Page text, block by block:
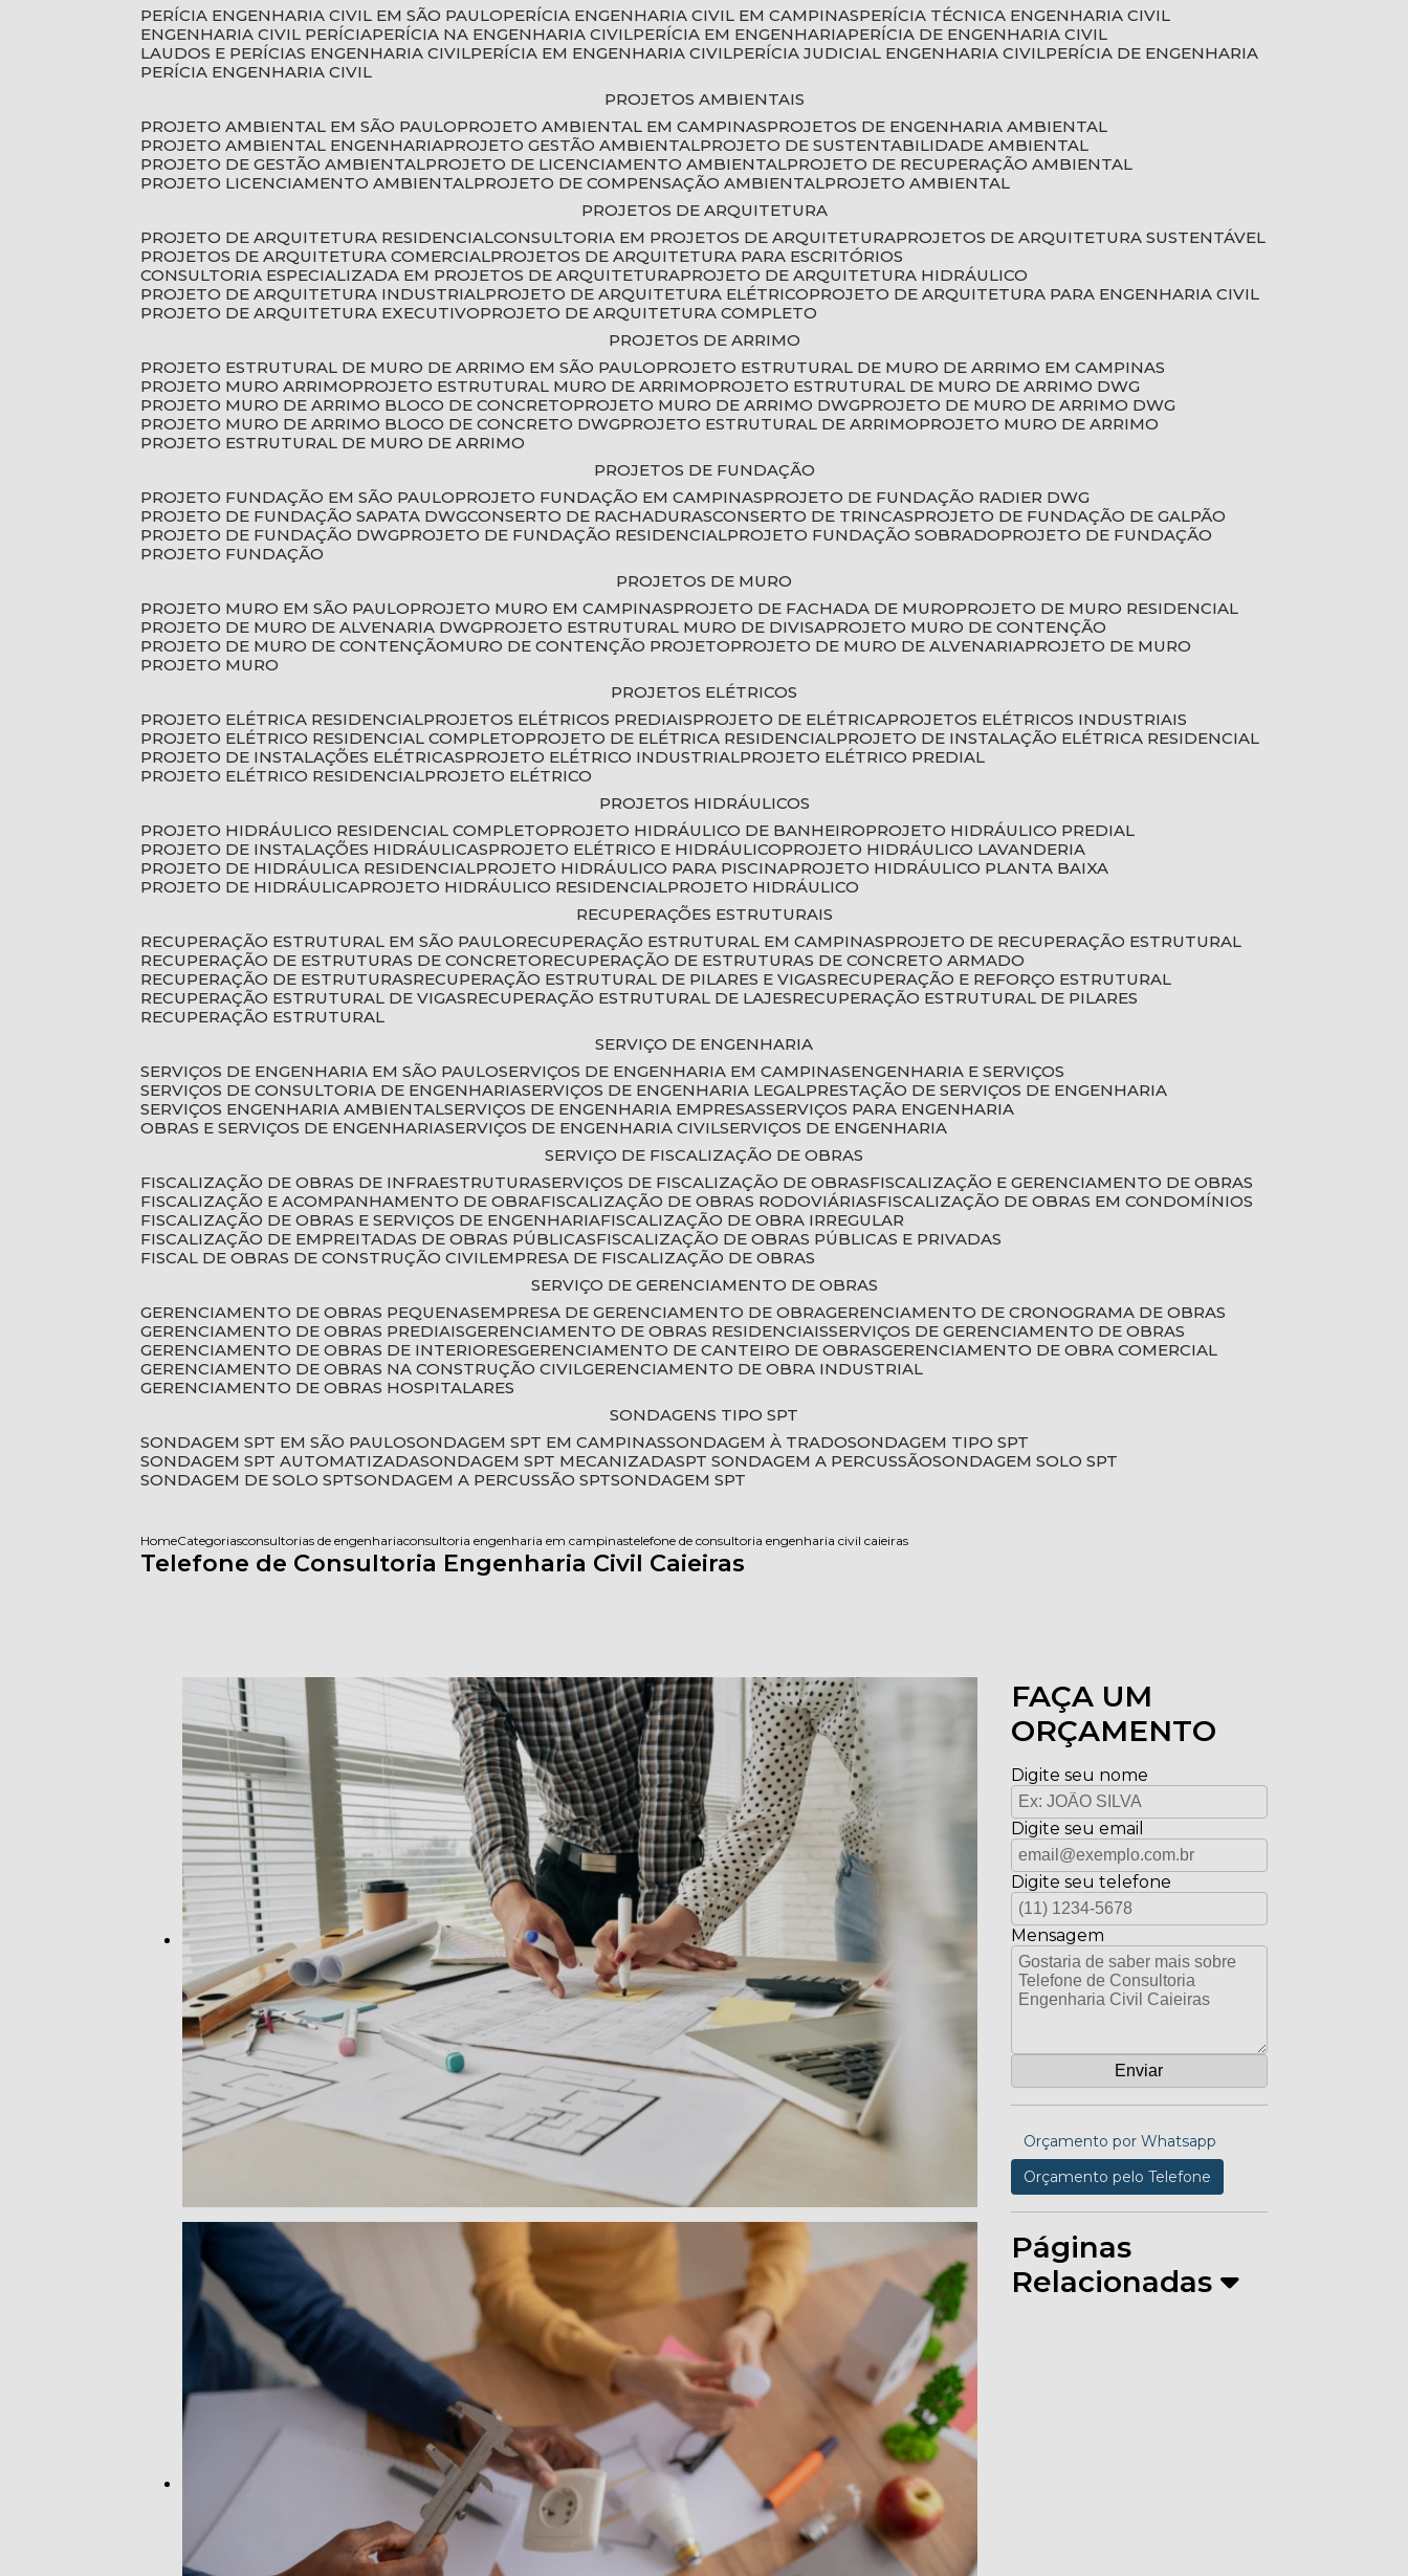
PERÍCIA ENGENHARIA CIVIL EM SÃO PAULO
PERÍCIA ENGENHARIA CIVIL EM CAMPINAS
PERÍCIA TÉCNICA ENGENHARIA CIVIL
ENGENHARIA CIVIL PERÍCIA
PERÍCIA NA ENGENHARIA CIVIL PERÍCIA EM ENGENHARIA
PERÍCIA DE ENGENHARIA CIVIL
LAUDOS E PERÍCIAS ENGENHARIA CIVIL
PERÍCIA EM ENGENHARIA CIVIL PERÍCIA JUDICIAL ENGENHARIA CIVIL
PERÍCIA DE ENGENHARIA
PERÍCIA ENGENHARIA CIVIL
PROJETOS AMBIENTAIS
PROJETO AMBIENTAL EM SÃO PAULO
PROJETO AMBIENTAL EM CAMPINAS
PROJETOS DE ENGENHARIA AMBIENTAL
PROJETO AMBIENTAL ENGENHARIA
PROJETO GESTÃO AMBIENTAL
PROJETO DE SUSTENTABILIDADE AMBIENTAL
PROJETO DE GESTÃO AMBIENTAL
PROJETO DE LICENCIAMENTO AMBIENTAL
PROJETO DE RECUPERAÇÃO AMBIENTAL
PROJETO LICENCIAMENTO AMBIENTAL
PROJETO DE COMPENSAÇÃO AMBIENTAL
PROJETO AMBIENTAL
PROJETOS DE ARQUITETURA
PROJETO DE ARQUITETURA RESIDENCIAL CONSULTORIA EM PROJETOS DE ARQUITETURA
PROJETOS DE ARQUITETURA SUSTENTÁVEL
PROJETOS DE ARQUITETURA COMERCIAL
PROJETOS DE ARQUITETURA PARA ESCRITÓRIOS
CONSULTORIA ESPECIALIZADA EM PROJETOS DE ARQUITETURA
PROJETO DE ARQUITETURA HIDRÁULICO
PROJETO DE ARQUITETURA INDUSTRIAL
PROJETO DE ARQUITETURA ELÉTRICO
PROJETO DE ARQUITETURA PARA ENGENHARIA CIVIL
PROJETO DE ARQUITETURA EXECUTIVO
PROJETO DE ARQUITETURA COMPLETO
PROJETOS DE ARRIMO
PROJETO ESTRUTURAL DE MURO DE ARRIMO EM SÃO PAULO
PROJETO ESTRUTURAL DE MURO DE ARRIMO EM CAMPINAS
PROJETO MURO ARRIMO
PROJETO ESTRUTURAL MURO DE ARRIMO
PROJETO ESTRUTURAL DE MURO DE ARRIMO DWG
PROJETO MURO DE ARRIMO BLOCO DE CONCRETO
PROJETO MURO DE ARRIMO DWG
PROJETO DE MURO DE ARRIMO DWG
PROJETO MURO DE ARRIMO BLOCO DE CONCRETO DWG
PROJETO ESTRUTURAL DE ARRIMO
PROJETO MURO DE ARRIMO
PROJETO ESTRUTURAL DE MURO DE ARRIMO
PROJETOS DE FUNDAÇÃO
PROJETO FUNDAÇÃO EM SÃO PAULO
PROJETO FUNDAÇÃO EM CAMPINAS
PROJETO DE FUNDAÇÃO RADIER DWG
PROJETO DE FUNDAÇÃO SAPATA DWG CONSERTO DE RACHADURAS CONSERTO DE TRINCAS
PROJETO DE FUNDAÇÃO DE GALPÃO
PROJETO DE FUNDAÇÃO DWG
PROJETO DE FUNDAÇÃO RESIDENCIAL PROJETO FUNDAÇÃO SOBRADO
PROJETO DE FUNDAÇÃO
PROJETO FUNDAÇÃO
PROJETOS DE MURO
PROJETO MURO EM SÃO PAULO
PROJETO MURO EM CAMPINAS PROJETO DE FACHADA DE MURO
PROJETO DE MURO RESIDENCIAL
PROJETO DE MURO DE ALVENARIA DWG
PROJETO ESTRUTURAL MURO DE DIVISA
PROJETO MURO DE CONTENÇÃO
PROJETO DE MURO DE CONTENÇÃO
MURO DE CONTENÇÃO PROJETO PROJETO DE MURO DE ALVENARIA
PROJETO DE MURO
PROJETO MURO
PROJETOS ELÉTRICOS
PROJETO ELÉTRICA RESIDENCIAL
PROJETOS ELÉTRICOS PREDIAIS PROJETO DE ELÉTRICA
PROJETOS ELÉTRICOS INDUSTRIAIS
PROJETO ELÉTRICO RESIDENCIAL COMPLETO
PROJETO DE ELÉTRICA RESIDENCIAL
PROJETO DE INSTALAÇÃO ELÉTRICA RESIDENCIAL
PROJETO DE INSTALAÇÕES ELÉTRICAS
PROJETO ELÉTRICO INDUSTRIAL
PROJETO ELÉTRICO PREDIAL
PROJETO ELÉTRICO RESIDENCIAL
PROJETO ELÉTRICO
PROJETOS HIDRÁULICOS
PROJETO HIDRÁULICO RESIDENCIAL COMPLETO
PROJETO HIDRÁULICO DE BANHEIRO
PROJETO HIDRÁULICO PREDIAL
PROJETO DE INSTALAÇÕES HIDRÁULICAS
PROJETO ELÉTRICO E HIDRÁULICO
PROJETO HIDRÁULICO LAVANDERIA
PROJETO DE HIDRÁULICA RESIDENCIAL
PROJETO HIDRÁULICO PARA PISCINA
PROJETO HIDRÁULICO PLANTA BAIXA
PROJETO DE HIDRÁULICA
PROJETO HIDRÁULICO RESIDENCIAL
PROJETO HIDRÁULICO
RECUPERAÇÕES ESTRUTURAIS
RECUPERAÇÃO ESTRUTURAL EM SÃO PAULO
RECUPERAÇÃO ESTRUTURAL EM CAMPINAS
PROJETO DE RECUPERAÇÃO ESTRUTURAL
RECUPERAÇÃO DE ESTRUTURAS DE CONCRETO
RECUPERAÇÃO DE ESTRUTURAS DE CONCRETO ARMADO
RECUPERAÇÃO DE ESTRUTURAS
RECUPERAÇÃO ESTRUTURAL DE PILARES E VIGAS
RECUPERAÇÃO E REFORÇO ESTRUTURAL
RECUPERAÇÃO ESTRUTURAL DE VIGAS
RECUPERAÇÃO ESTRUTURAL DE LAJES
RECUPERAÇÃO ESTRUTURAL DE PILARES
RECUPERAÇÃO ESTRUTURAL
SERVIÇO DE ENGENHARIA
SERVIÇOS DE ENGENHARIA EM SÃO PAULO SERVIÇOS DE ENGENHARIA EM CAMPINAS
ENGENHARIA E SERVIÇOS
SERVIÇOS DE CONSULTORIA DE ENGENHARIA SERVIÇOS DE ENGENHARIA LEGAL
PRESTAÇÃO DE SERVIÇOS DE ENGENHARIA
SERVIÇOS ENGENHARIA AMBIENTAL SERVIÇOS DE ENGENHARIA EMPRESAS SERVIÇOS PARA ENGENHARIA
OBRAS E SERVIÇOS DE ENGENHARIA SERVIÇOS DE ENGENHARIA CIVIL SERVIÇOS DE ENGENHARIA
SERVIÇO DE FISCALIZAÇÃO DE OBRAS
FISCALIZAÇÃO DE OBRAS DE INFRAESTRUTURA SERVIÇOS DE FISCALIZAÇÃO DE OBRAS
FISCALIZAÇÃO E GERENCIAMENTO DE OBRAS
FISCALIZAÇÃO E ACOMPANHAMENTO DE OBRA FISCALIZAÇÃO DE OBRAS RODOVIÁRIAS
FISCALIZAÇÃO DE OBRAS EM CONDOMÍNIOS
FISCALIZAÇÃO DE OBRAS E SERVIÇOS DE ENGENHARIA FISCALIZAÇÃO DE OBRA IRREGULAR
FISCALIZAÇÃO DE EMPREITADAS DE OBRAS PÚBLICAS
FISCALIZAÇÃO DE OBRAS PÚBLICAS E PRIVADAS
FISCAL DE OBRAS DE CONSTRUÇÃO CIVIL EMPRESA DE FISCALIZAÇÃO DE OBRAS
SERVIÇO DE GERENCIAMENTO DE OBRAS
GERENCIAMENTO DE OBRAS PEQUENAS
EMPRESA DE GERENCIAMENTO DE OBRA
GERENCIAMENTO DE CRONOGRAMA DE OBRAS
GERENCIAMENTO DE OBRAS PREDIAIS
GERENCIAMENTO DE OBRAS RESIDENCIAIS SERVIÇOS DE GERENCIAMENTO DE OBRAS
GERENCIAMENTO DE OBRAS DE INTERIORES
GERENCIAMENTO DE CANTEIRO DE OBRAS
GERENCIAMENTO DE OBRA COMERCIAL
GERENCIAMENTO DE OBRAS NA CONSTRUÇÃO CIVIL
GERENCIAMENTO DE OBRA INDUSTRIAL
GERENCIAMENTO DE OBRAS HOSPITALARES
SONDAGENS TIPO SPT
SONDAGEM SPT EM SÃO PAULO SONDAGEM SPT EM CAMPINAS SONDAGEM À TRADO SONDAGEM TIPO SPT
SONDAGEM SPT AUTOMATIZADA SONDAGEM SPT MECANIZADA SPT SONDAGEM A PERCUSSÃO SONDAGEM SOLO SPT
SONDAGEM DE SOLO SPT SONDAGEM A PERCUSSÃO SPT SONDAGEM SPT
HomeCategoriasconsultorias de engenhariaconsultoria engenharia em campinastelefone de consultoria engenharia civil caieiras
Telefone de Consultoria Engenharia Civil Caieiras
FAÇA UM
ORÇAMENTO
Digite seu nome
Digite seu email
Digite seu telefone
Mensagem
Orçamento por Whatsapp
Orçamento pelo Telefone
Páginas
Relacionadas